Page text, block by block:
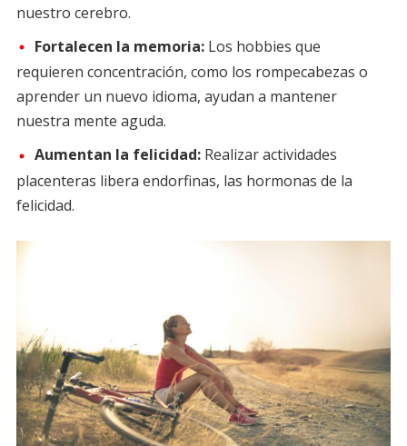
nuestro cerebro.
Fortalecen la memoria:Los hobbies que
requieren concentración, como los rompecabezas o
aprender un nuevo idioma, ayudan a mantener
nuestra mente aguda.
Aumentan la felicidad:Realizar actividades
placenteras libera endorfinas, las hormonas de la
felicidad.